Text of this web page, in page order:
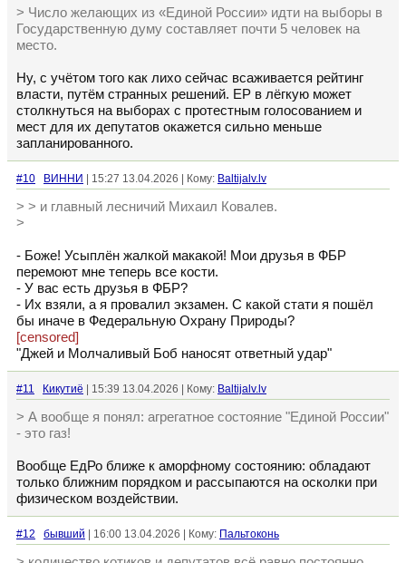
> Число желающих из «Единой России» идти на выборы в
Государственную думу составляет почти 5 человек на
место.
Ну, с учётом того как лихо сейчас всаживается рейтинг
власти, путём странных решений. ЕР в лёгкую может
столкнуться на выборах с протестным голосованием и
мест для их депутатов окажется сильно меньше
запланированного.
#10 ВИННИ | 15:27 13.04.2026 | Кому: Baltijalv.lv
> > и главный лесничий Михаил Ковалев.
>
- Боже! Усыплён жалкой макакой! Мои друзья в ФБР
перемоют мне теперь все кости.
- У вас есть друзья в ФБР?
- Их взяли, а я провалил экзамен. С какой стати я пошёл
бы иначе в Федеральную Охрану Природы?
[censored]
"Джей и Молчаливый Боб наносят ответный удар"
#11 Кикутиё | 15:39 13.04.2026 | Кому: Baltijalv.lv
> А вообще я понял: агрегатное состояние "Единой России"
- это газ!
Вообще ЕдРо ближе к аморфному состоянию: обладают
только ближним порядком и рассыпаются на осколки при
физическом воздействии.
#12 бывший | 16:00 13.04.2026 | Кому: Пальтоконь